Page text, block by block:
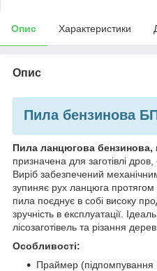
Опис Характеристики
Опис
Пила бензинова
Пила ланцюгова
призначена для заготівлі
Виріб забезпечений
зупиняє рух ланцюга протягом
пила поєднує в собі високу
зручність в експлуатації.
лісозаготівель та різання
Особливості:
Праймер (підпомпування